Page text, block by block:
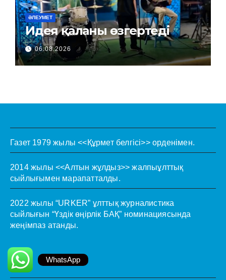
ӘЛЕУМЕТ
Идея қаланы өзгертеді
06.08.2026
Газет 1979 жылы <<Құрмет белгісі>> орденімен.
2014 жылы <<Алтын жұлдыз>> жалпыұлттық
сыйлығымен марапатталды.
2022 жылы “URKER” ұлттық журналистика
сыйлығын “Үздік өңірлік БАҚ” номинациясында
жеңімпаз атанды.
WhatsApp